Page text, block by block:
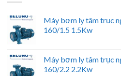
Máy bơm ly tâm trục
160/1.5 1.5Kw
Máy bơm ly tâm trục
160/2.2 2.2Kw